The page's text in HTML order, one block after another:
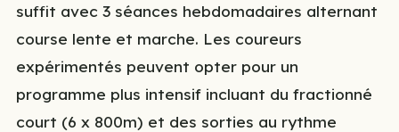
suffit avec 3 séances hebdomadaires alternant
course lente et marche. Les coureurs
expérimentés peuvent opter pour un
programme plus intensif incluant du fractionné
court (6 x 800m) et des sorties au rythme